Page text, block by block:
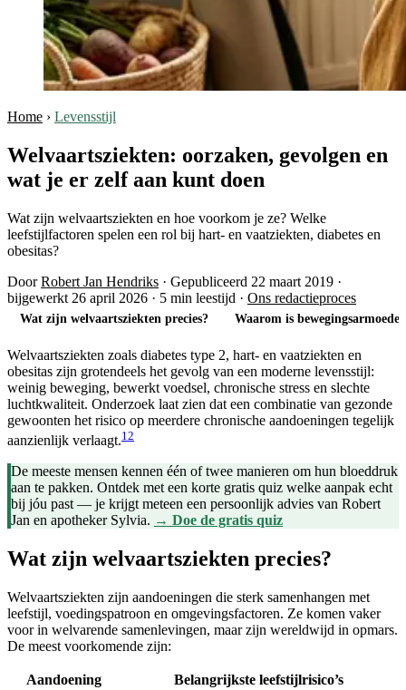
Home › Levensstijl
Welvaartsziekten: oorzaken, gevolgen en
wat je er zelf aan kunt doen
Wat zijn welvaartsziekten en hoe voorkom je ze? Welke
leefstijlfactoren spelen een rol bij hart- en vaatziekten, diabetes en
obesitas?
DoorRobert Jan Hendriks · Gepubliceerd 22 maart 2019 ·
bijgewerkt 26 april 2026 · 5 min leestijd · Ons redactieproces
Wat zijn welvaartsziekten precies? Waarom is bewegingsarmoede
Welvaartsziekten zoals diabetes type 2, hart- en vaatziekten en
obesitas zijn grotendeels het gevolg van een moderne levensstijl:
weinig beweging, bewerkt voedsel, chronische stress en slechte
luchtkwaliteit. Onderzoek laat zien dat een combinatie van gezonde
gewoonten het risico op meerdere chronische aandoeningen tegelijk
aanzienlijk verlaagt.1 2
De meeste mensen kennen één of twee manieren om hun bloeddruk
aan te pakken. Ontdek met een korte gratis quiz welke aanpak echt
bij jóu past — je krijgt meteen een persoonlijk advies van Robert
Jan en apotheker Sylvia. → Doe de gratis quiz
Wat zijn welvaartsziekten precies?
Welvaartsziekten zijn aandoeningen die sterk samenhangen met
leefstijl, voedingspatroon en omgevingsfactoren. Ze komen vaker
voor in welvarende samenlevingen, maar zijn wereldwijd in opmars.
De meest voorkomende zijn:
Aandoening
Belangrijkste leefstijlrisico’s